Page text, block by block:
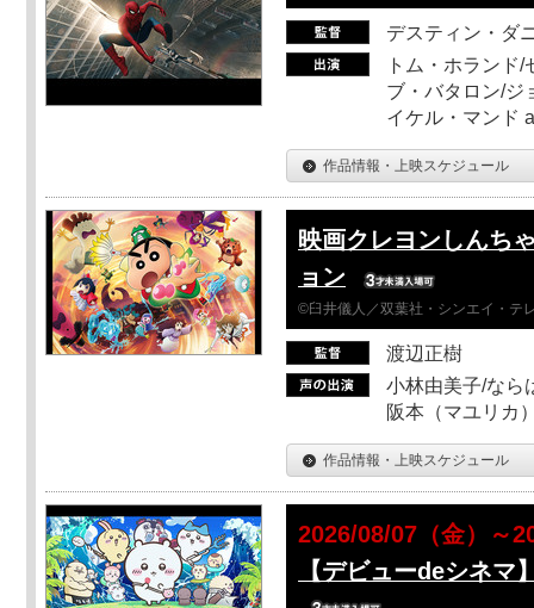
デスティン・ダ
トム・ホランド
ブ・バタロン/ジ
イケル・マンド
作品情報・上映スケジュール
映画クレヨンしんち
ョン
©臼井儀人／双葉社・シンエイ・テ
渡辺正樹
小林由美子/なら
阪本（マユリカ
作品情報・上映スケジュール
2026/08/07（金）～
【デビューdeシネマ